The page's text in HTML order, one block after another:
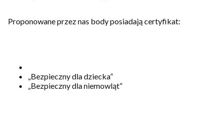
Proponowane przez nas body posiadają certyfikat:
„Bezpieczny dla dziecka”
„Bezpieczny dla niemowląt”